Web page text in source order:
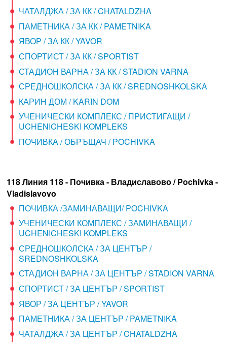
ЧАТАЛДЖА / ЗА КК / CHATALDZHA
ПАМЕТНИКА / ЗА КК / PAMETNIKA
ЯВОР / ЗА КК / YAVOR
СПОРТИСТ / ЗА КК / SPORTIST
СТАДИОН ВАРНА / ЗА КК / STADION VARNA
СРЕДНОШКОЛСКА / ЗА КК / SREDNOSHKOLSKA
КАРИН ДОМ / KARIN DOM
УЧЕНИЧЕСКИ КОМПЛЕКС / ПРИСТИГАЩИ /
UCHENICHESKI KOMPLEKS
ПОЧИВКА / ОБРЪЩАЧ / POCHIVKA
118 Линия 118 - Почивка - Владиславово / Pochivka -
Vladislavovo
ПОЧИВКА /ЗАМИНАВАЩИ/ POCHIVKA
УЧЕНИЧЕСКИ КОМПЛЕКС / ЗАМИНАВАЩИ /
UCHENICHESKI KOMPLEKS
СРЕДНОШКОЛСКА / ЗА ЦЕНТЪР /
SREDNOSHKOLSKA
СТАДИОН ВАРНА / ЗА ЦЕНТЪР / STADION VARNA
СПОРТИСТ / ЗА ЦЕНТЪР / SPORTIST
ЯВОР / ЗА ЦЕНТЪР / YAVOR
ПАМЕТНИКА / ЗА ЦЕНТЪР / PAMETNIKA
ЧАТАЛДЖА / ЗА ЦЕНТЪР / CHATALDZHA